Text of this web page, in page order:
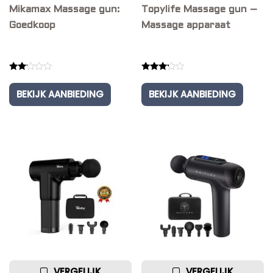
Mikamax Massage gun:
Goedkoop
2.00
out
of 5
BEKIJK AANBIEDING
Topylife Massage gun –
Massage apparaat
3.00
out of
5
BEKIJK AANBIEDING